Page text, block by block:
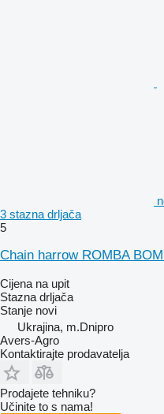
3 stazna drljača
5
Chain harrow ROMBA
Cijena na upit
Stazna drljača
Stanje novi
Ukrajina, m.Dnipro
Avers-Agro
Kontaktirajte prodavatelja
Prodajete tehniku?
Učinite to s nama!